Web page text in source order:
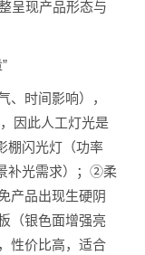
呈现产品形态与
时间影响），
因此人工灯光是
棚闪光灯（功率
补光需求）；②柔
产品出现生硬阴
（银色面增强亮
性价比高，适合